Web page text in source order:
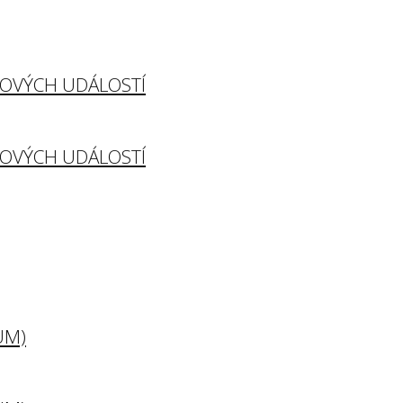
UDÁLOSTÍ
UDÁLOSTÍ